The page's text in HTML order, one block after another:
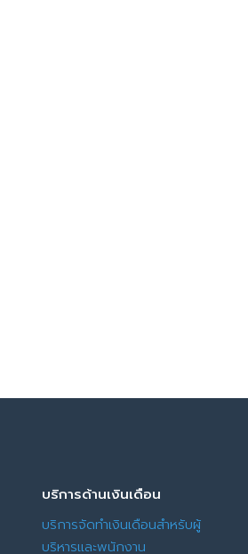
บริการด้านเงินเดือน
บริการจัดทำเงินเดือนสำหรับผู้
บริหารและพนักงาน